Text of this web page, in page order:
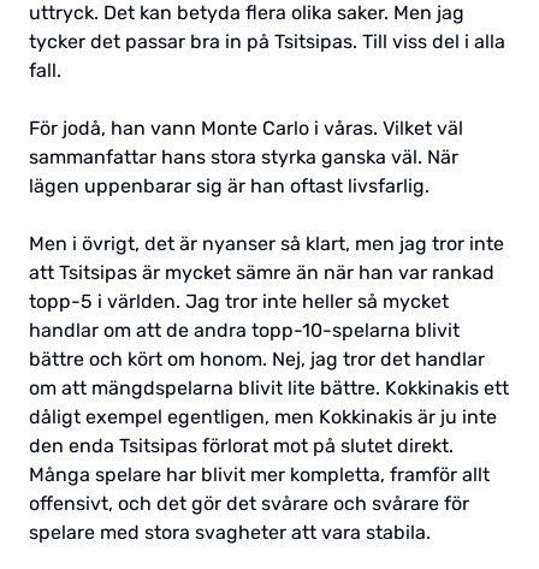
uttryck. Det kan betyda flera olika saker. Men jag
tycker det passar bra in på Tsitsipas. Till viss del i alla
fall.
För jodå, han vann Monte Carlo i våras. Vilket väl
sammanfattar hans stora styrka ganska väl. När
lägen uppenbarar sig är han oftast livsfarlig.
Men i övrigt, det är nyanser så klart, men jag tror inte
att Tsitsipas är mycket sämre än när han var rankad
topp-5 i världen. Jag tror inte heller så mycket
handlar om att de andra topp-10-spelarna blivit
bättre och kört om honom. Nej, jag tror det handlar
om att mängdspelarna blivit lite bättre. Kokkinakis ett
dåligt exempel egentligen, men Kokkinakis är ju inte
den enda Tsitsipas förlorat mot på slutet direkt.
Många spelare har blivit mer kompletta, framför allt
offensivt, och det gör det svårare och svårare för
spelare med stora svagheter att vara stabila.